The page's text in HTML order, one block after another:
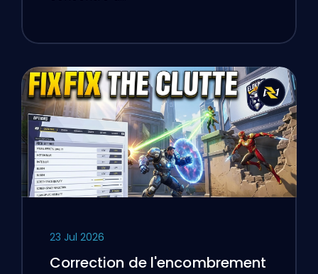
23 Jul 2026
Correction de l'encombrement